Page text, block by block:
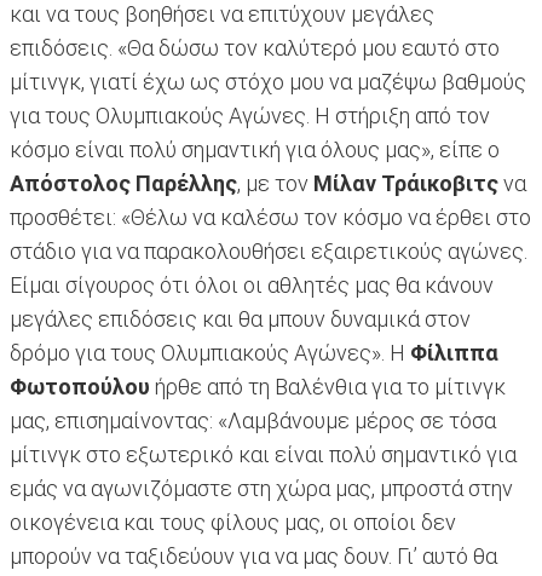
και να τους βοηθήσει να επιτύχουν μεγάλες
επιδόσεις. «Θα δώσω τον καλύτερό μου εαυτό στο
μίτινγκ, γιατί έχω ως στόχο μου να μαζέψω βαθμούς
για τους Ολυμπιακούς Αγώνες. Η στήριξη από τον
κόσμο είναι πολύ σημαντική για όλους μας», είπε ο
Απόστολος Παρέλλης, με τον Μίλαν Τράικοβιτςνα
προσθέτει: «Θέλω να καλέσω τον κόσμο να έρθει στο
στάδιο για να παρακολουθήσει εξαιρετικούς αγώνες.
Είμαι σίγουρος ότι όλοι οι αθλητές μας θα κάνουν
μεγάλες επιδόσεις και θα μπουν δυναμικά στον
δρόμο για τους Ολυμπιακούς Αγώνες». Η Φίλιππα
Φωτοπούλου ήρθε από τη Βαλένθια για το μίτινγκ
μας, επισημαίνοντας: «Λαμβάνουμε μέρος σε τόσα
μίτινγκ στο εξωτερικό και είναι πολύ σημαντικό για
εμάς να αγωνιζόμαστε στη χώρα μας, μπροστά στην
οικογένεια και τους φίλους μας, οι οποίοι δεν
μπορούν να ταξιδεύουν για να μας δουν. Γι’ αυτό θα